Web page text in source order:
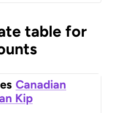
table for
Canadian
Kip